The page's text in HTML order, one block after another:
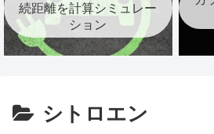
続距離を計算シミュレー
ション
シトロエン